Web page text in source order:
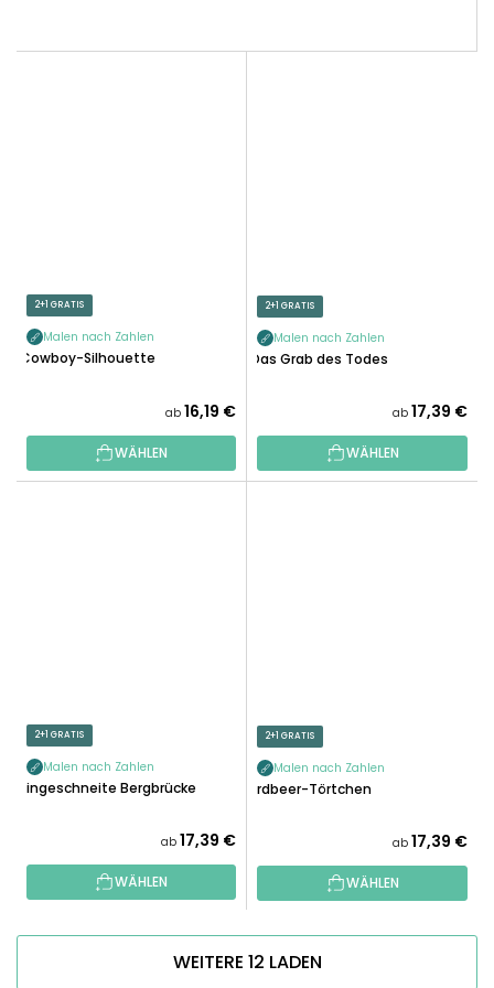
2+1 GRATIS
Malen nach Zahlen
Cowboy-Silhouette
ab 16,19 €
WÄHLEN
2+1 GRATIS
Malen nach Zahlen
Das Grab des Todes
ab 17,39 €
WÄHLEN
2+1 GRATIS
Malen nach Zahlen
Eingeschneite Bergbrücke
ab 17,39 €
WÄHLEN
2+1 GRATIS
Malen nach Zahlen
Erdbeer-Törtchen
ab 17,39 €
WÄHLEN
WEITERE 12 LADEN